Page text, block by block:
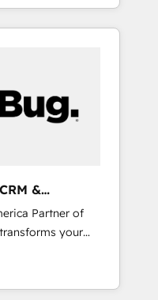
せ、役割定義・運
設計します。 3️⃣
行ではなく、設計
の統合・浸透・
・MAからの移行
Pardot等からの
タ移行と活用設
・Perplexity等
提にコンテンツ
and engineer a
revenue
a mess." ⚙️
for total
for enterprise-
| 1,000+
&
Partner of
your
engine. Our
and Point